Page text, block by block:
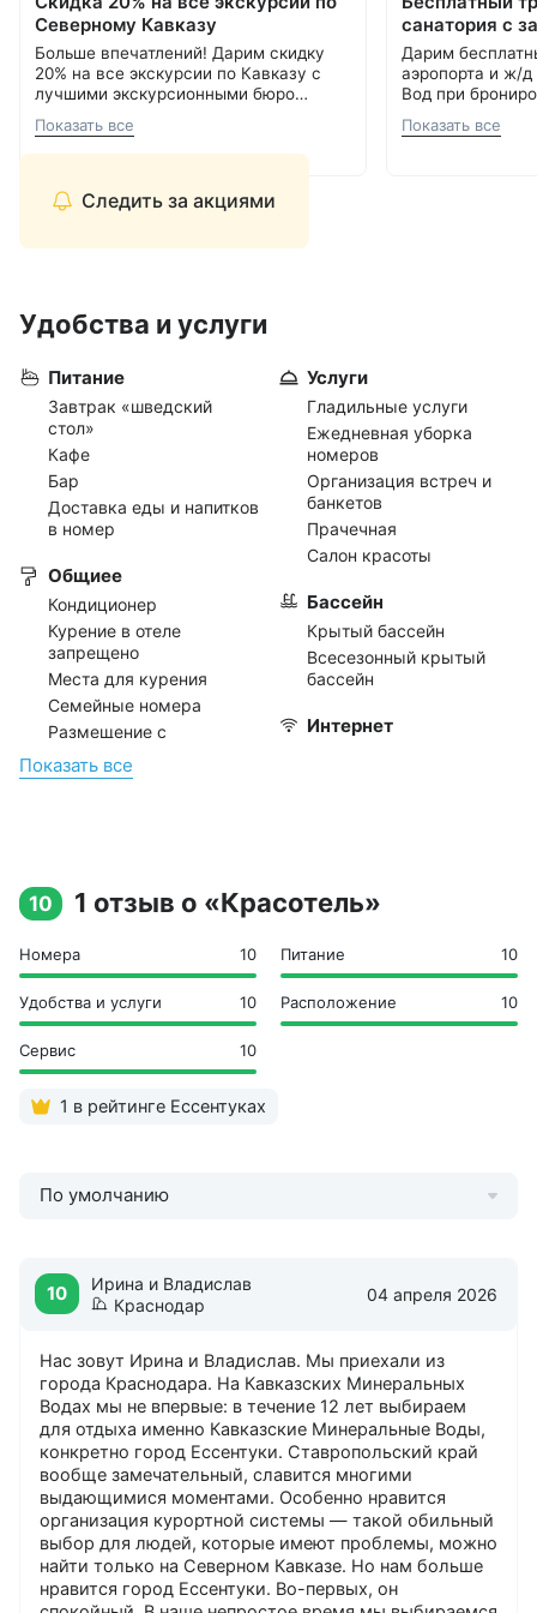
Следить за акциями
Северному Кавказу
Больше впечатлений! Дарим скидку
20% на все экскурсии по Кавказу с
лучшими экскурсионными бюро
самые красивые места России.
Прекрасная возможность сэкономить
С теплом и заботой, Курорт26.ру
Показать все
санатория с
Дарим
аэропорта и ж/
Вод при
8 800 700-15-77
Показать все
Удобства и услуги
Питание
Завтрак «шведский
стол»
Кафе
Бар
Доставка еды и напитков
в номер
Общиее
Кондиционер
Курение в отеле
запрещено
Места для курения
Семейные номера
Размещение с
не допускается
Бильярд
Библиотека
Солярий
Фитнес-центр
Сауна
Джакузи
Оздоровительный спа-
центр
Хамам
Услуги
Гладильные услуги
Ежедневная уборка
номеров
Организация встреч и
банкетов
Прачечная
Салон красоты
Бассейн
Крытый бассейн
Всесезонный крытый
бассейн
Интернет
Показать всe
10 1 отзыв о «Красотель»
Номера 10 Питание 10
Удобства и услуги 10 Расположение 10
Сервис 10
1 в рейтинге Ессентуках
По умолчанию
10
Ирина и Владислав
Краснодар
04 апреля 2026
Нас зовут Ирина и Владислав. Мы приехали из
города Краснодара. На Кавказских Минеральных
Водах мы не впервые: в течение 12 лет выбираем
для отдыха именно Кавказские Минеральные Воды,
конкретно город Ессентуки. Ставропольский край
вообще замечательный, славится многими
выдающимися моментами. Особенно нравится
организация курортной системы — такой обильный
выбор для людей, которые имеют проблемы, можно
найти только на Северном Кавказе. Но нам больше
нравится город Ессентуки. Во-первых, он